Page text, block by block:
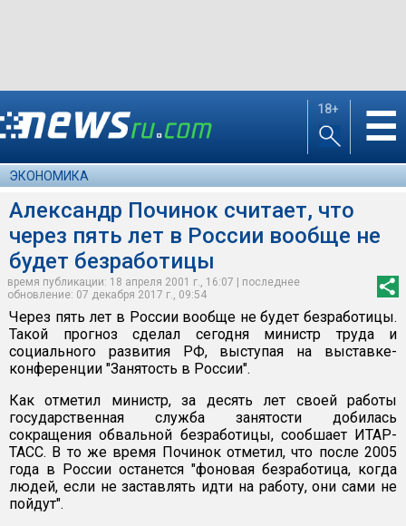
18+ ☰
ЭКОНОМИКА
Александр Починок считает, что
через пять лет в России вообще не
будет безработицы
время публикации: 18 апреля 2001 г., 16:07 | последнее
обновление: 07 декабря 2017 г., 09:54
Через пять лет в России вообще не будет безработицы.
Такой прогноз сделал сегодня министр труда и
социального развития РФ, выступая на выставке-
конференции "Занятость в России".
Как отметил министр, за десять лет своей работы
государственная служба занятости добилась
сокращения обвальной безработицы, сообшает ИТАР-
ТАСС. В то же время Починок отметил, что после 2005
года в России останется "фоновая безработица, когда
людей, если не заставлять идти на работу, они сами не
пойдут".